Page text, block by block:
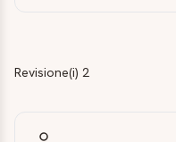
Revisione(i) 2